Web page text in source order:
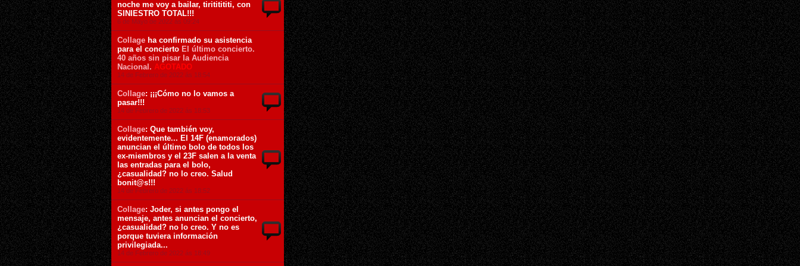
noche me voy a bailar, tirititititi, con
SINIESTRO TOTAL!!!
6 de Mayo de 2022 ás 09:24
Collage ha confirmado su asistencia
para el concierto El último concierto.
40 años sin pisar la Audiencia
Nacional. AGOTADO
14 de Febrero de 2022 ás 18:54
Collage: ¡¡¡Cómo no lo vamos a
pasar!!!
14 de Febrero de 2022 ás 18:53
Collage: Que también voy,
evidentemente... El 14F (enamorados)
anuncian el último bolo de todos los
ex-miembros y el 23F salen a la venta
las entradas para el bolo,
¿casualidad? no lo creo. Salud
bonit@s!!!
14 de Febrero de 2022 ás 18:52
Collage: Joder, si antes pongo el
mensaje, antes anuncian el concierto,
¿casualidad? no lo creo. Y no es
porque tuviera información
privilegiada...
14 de Febrero de 2022 ás 18:49